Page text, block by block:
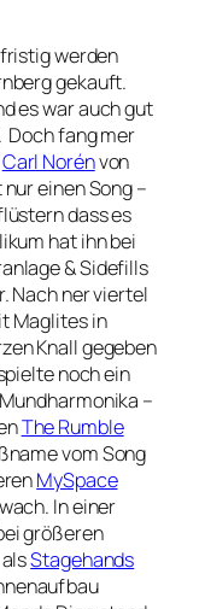
werden
gekauft.
es war auch gut
Doch fang mer
Carl Norénvon
einen Song –
dass es
hat ihn bei
& Sidefills
Nach ner viertel
Maglites in
Knall gegeben
noch ein
–
The Rumble
vom Song
MySpace
In einer
größeren
alsStagehands